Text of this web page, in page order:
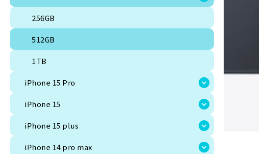
256GB
512GB
1TB
iPhone 15 Pro
iPhone 15
iPhone 15 plus
iPhone 14 pro max